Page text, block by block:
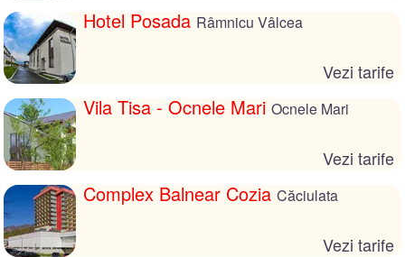
Hotel Posada Râmnicu Vâlcea
Vezi tarife
Vila Tisa - Ocnele Mari Ocnele Mari
Vezi tarife
Complex Balnear Cozia Căciulata
Vezi tarife